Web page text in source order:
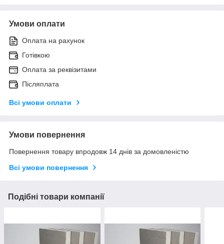
Умови оплати
Оплата на рахунок
Готівкою
Оплата за реквізитами
Післяплата
Всі умови оплати
Умови повернення
Повернення товару впродовж 14 днів за домовленістю
Всі умови повернення
Подібні товари компанії